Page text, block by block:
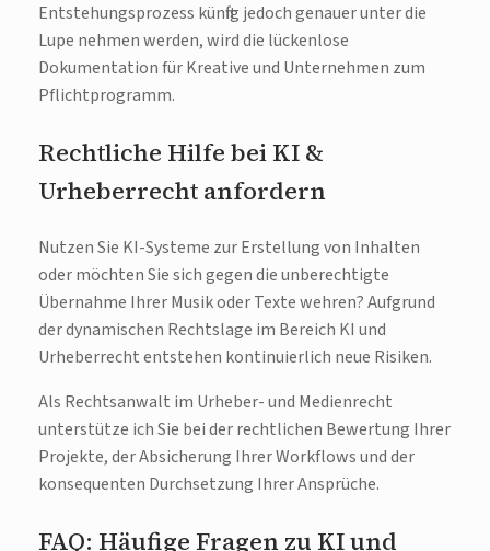
Entstehungsprozess künftig jedoch genauer unter die
Lupe nehmen werden, wird die lückenlose
Dokumentation für Kreative und Unternehmen zum
Pflichtprogramm.
Rechtliche Hilfe bei KI &
Urheberrecht anfordern
Nutzen Sie KI-Systeme zur Erstellung von Inhalten
oder möchten Sie sich gegen die unberechtigte
Übernahme Ihrer Musik oder Texte wehren? Aufgrund
der dynamischen Rechtslage im Bereich KI und
Urheberrecht entstehen kontinuierlich neue Risiken.
Als Rechtsanwalt im Urheber- und Medienrecht
unterstütze ich Sie bei der rechtlichen Bewertung Ihrer
Projekte, der Absicherung Ihrer Workflows und der
konsequenten Durchsetzung Ihrer Ansprüche.
FAQ: Häufige Fragen zu KI und